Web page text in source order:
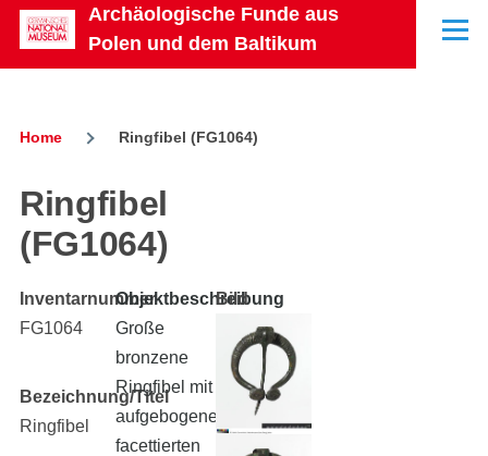
Skip to main content
Archäologische Funde aus
Polen und dem Baltikum
Menu
Home Ringfibel (FG1064)
Ringfibel
(FG1064)
Inventarnummer
FG1064
Bezeichnung/Titel
Ringfibel
Objektbeschreibung
Große
bronzene
Ringfibel mit
aufgebogenen,
facettierten
Bild